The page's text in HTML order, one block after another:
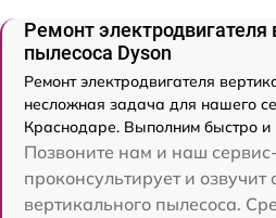
Ремонт электродвигателя
пылесоса Dyson
Ремонт электродвигателя
несложная задача для нашего
Краснодаре. Выполним быстро и
Позвоните нам и наш
проконсультирует и озвучит
вертикального пылесоса.